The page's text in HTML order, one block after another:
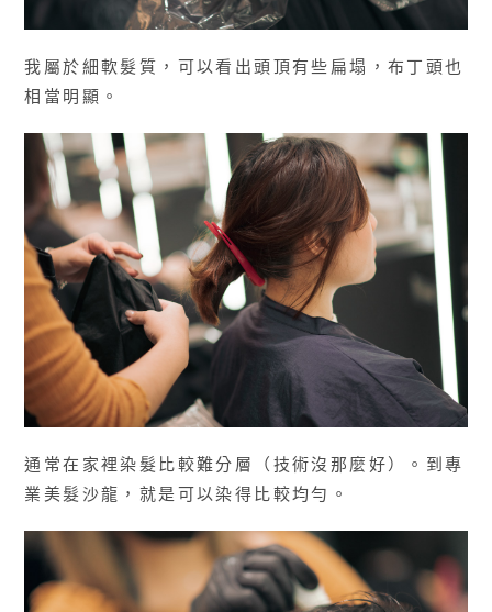
我屬於細軟髮質，可以看出頭頂有些扁塌，布丁頭也
相當明顯。
通常在家裡染髮比較難分層（技術沒那麼好）。到專
業美髮沙龍，就是可以染得比較均勻。